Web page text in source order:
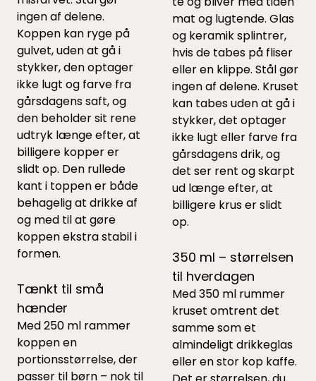
ingen af delene.
Koppen kan ryge på
gulvet, uden at gå i
stykker, den optager
ikke lugt og farve fra
gårsdagens saft, og
den beholder sit rene
udtryk længe efter, at
billigere kopper er
slidt op. Den rullede
kant i toppen er både
behagelig at drikke af
og med til at gøre
koppen ekstra stabil i
formen.
Tænkt til små
hænder
Med 250 ml rammer
koppen en
portionsstørrelse, der
passer til børn – nok til
mat og lugtende. Glas
og keramik splintrer,
hvis de tabes på fliser
eller en klippe. Stål gør
ingen af delene. Kruset
kan tabes uden at gå i
stykker, det optager
ikke lugt eller farve fra
gårsdagens drik, og
det ser rent og skarpt
ud længe efter, at
billigere krus er slidt
op.
350 ml – størrelsen
til hverdagen
Med 350 ml rummer
kruset omtrent det
samme som et
almindeligt drikkeglas
eller en stor kop kaffe.